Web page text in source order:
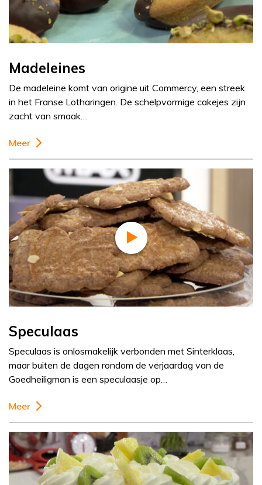
Madeleines
De madeleine komt van origine uit Commercy, een streek
in het Franse Lotharingen. De schelpvormige cakejes zijn
zacht van smaak…
Meer
Speculaas
Speculaas is onlosmakelijk verbonden met Sinterklaas,
maar buiten de dagen rondom de verjaardag van de
Goedheiligman is een speculaasje op…
Meer